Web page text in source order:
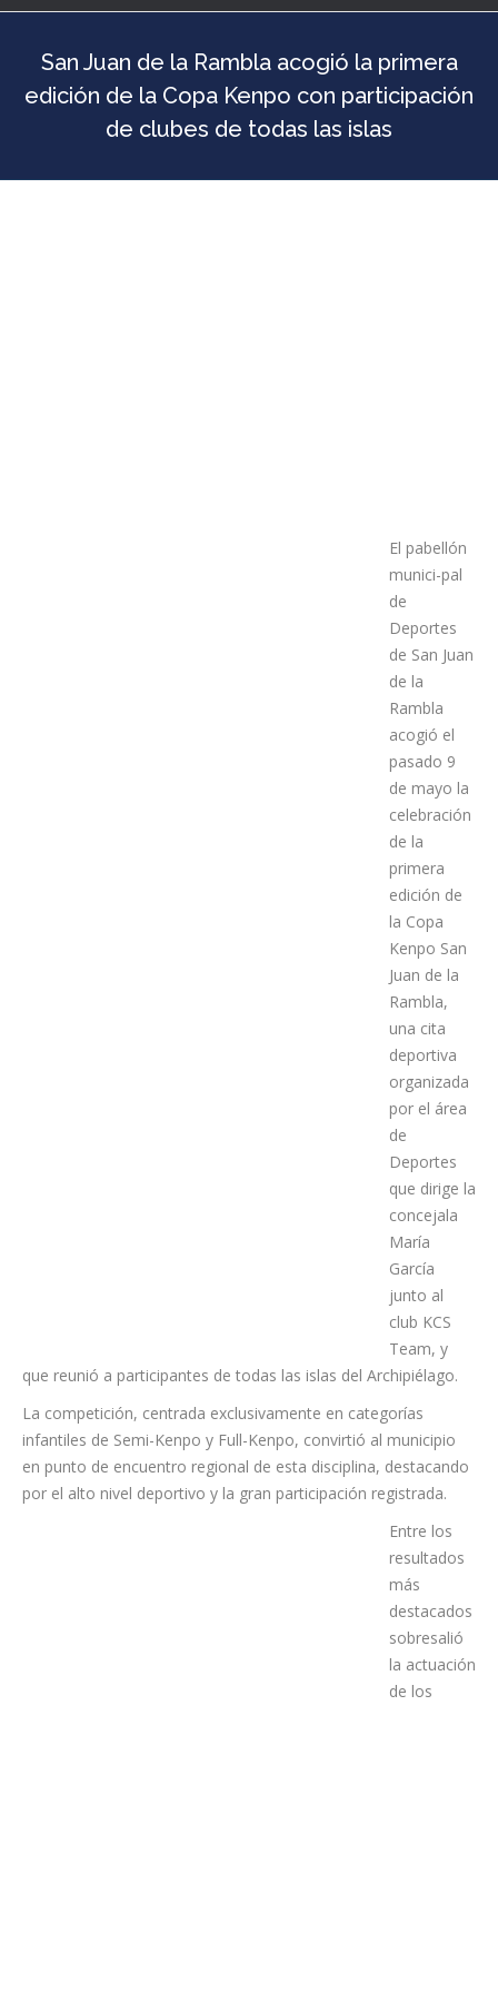
San Juan de la Rambla acogió la primera
de clubes de todas las islas
El pabellón
munici-pal
de
Deportes
de San Juan
de la
Rambla
acogió el
pasado 9
de mayo la
celebración
de la
primera
edición de
la Copa
Kenpo San
Juan de la
Rambla,
una cita
deportiva
organizada
por el área
de
Deportes
que dirige la
concejala
María
García
junto al
club KCS
Team, y
que reunió a participantes de todas las islas del Archipiélago.
La competición, centrada exclusivamente en categorías
infantiles de Semi-Kenpo y Full-Kenpo, convirtió al municipio
en punto de encuentro regional de esta disciplina, destacando
por el alto nivel deportivo y la gran participación registrada.
Entre los
resultados
más
destacados
sobresalió